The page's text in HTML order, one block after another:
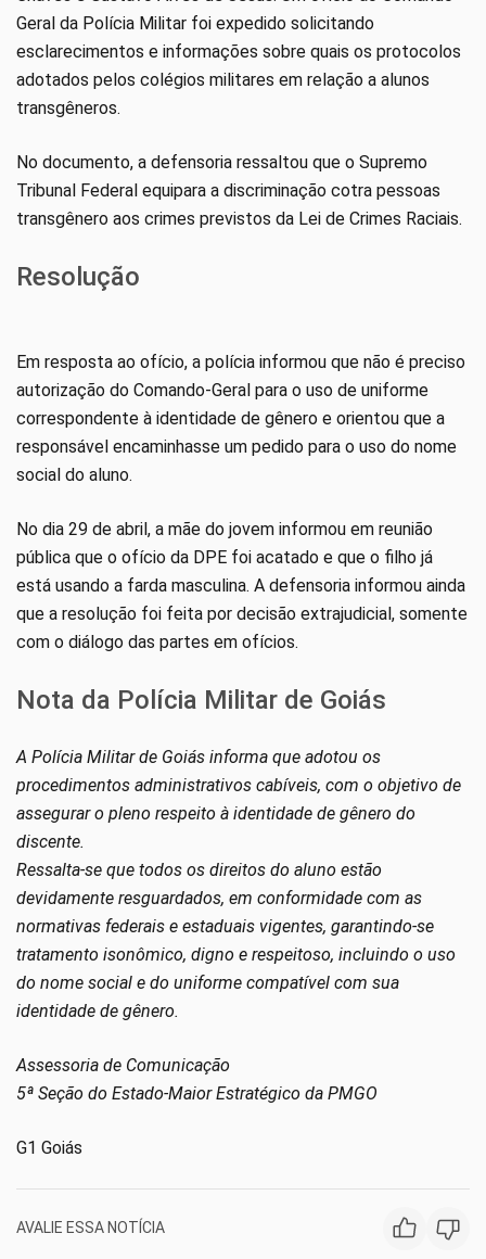
Geral da Polícia Militar foi expedido solicitando
esclarecimentos e informações sobre quais os protocolos
adotados pelos colégios militares em relação a alunos
transgêneros.
No documento, a defensoria ressaltou que o Supremo
Tribunal Federal equipara a discriminação cotra pessoas
transgênero aos crimes previstos da Lei de Crimes Raciais.
Resolução
Em resposta ao ofício, a polícia informou que não é preciso
autorização do Comando-Geral para o uso de uniforme
correspondente à identidade de gênero e orientou que a
responsável encaminhasse um pedido para o uso do nome
social do aluno.
No dia 29 de abril, a mãe do jovem informou em reunião
pública que o ofício da DPE foi acatado e que o filho já
está usando a farda masculina. A defensoria informou ainda
que a resolução foi feita por decisão extrajudicial, somente
com o diálogo das partes em ofícios.
Nota da Polícia Militar de Goiás
A Polícia Militar de Goiás informa que adotou os
procedimentos administrativos cabíveis, com o objetivo de
assegurar o pleno respeito à identidade de gênero do
discente.
Ressalta-se que todos os direitos do aluno estão
devidamente resguardados, em conformidade com as
normativas federais e estaduais vigentes, garantindo-se
tratamento isonômico, digno e respeitoso, incluindo o uso
do nome social e do uniforme compatível com sua
identidade de gênero.
Assessoria de Comunicação
5ª Seção do Estado-Maior Estratégico da PMGO
G1 Goiás
AVALIE ESSA NOTÍCIA